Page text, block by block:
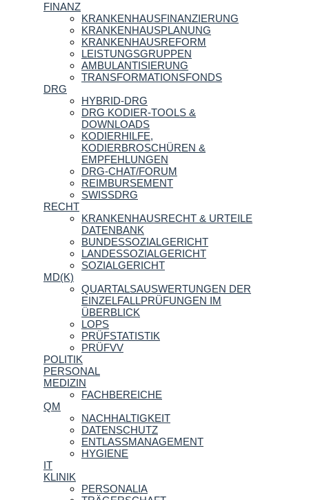
FINANZ
KRANKENHAUSFINANZIERUNG
KRANKENHAUSPLANUNG
KRANKENHAUSREFORM
LEISTUNGSGRUPPEN
AMBULANTISIERUNG
TRANSFORMATIONSFONDS
DRG
HYBRID-DRG
DRG KODIER-TOOLS &
DOWNLOADS
KODIERHILFE,
KODIERBROSCHÜREN &
EMPFEHLUNGEN
DRG-CHAT/FORUM
REIMBURSEMENT
SWISSDRG
RECHT
KRANKENHAUSRECHT & URTEILE
DATENBANK
BUNDESSOZIALGERICHT
LANDESSOZIALGERICHT
SOZIALGERICHT
MD(K)
QUARTALSAUSWERTUNGEN DER
EINZELFALLPRÜFUNGEN IM
ÜBERBLICK
LOPS
PRÜFSTATISTIK
PRÜFVV
POLITIK
PERSONAL
MEDIZIN
FACHBEREICHE
QM
NACHHALTIGKEIT
DATENSCHUTZ
ENTLASSMANAGEMENT
HYGIENE
IT
KLINIK
PERSONALIA